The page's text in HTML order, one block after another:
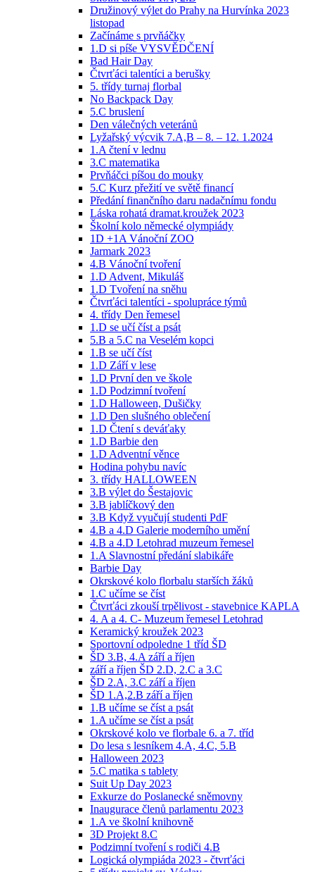
Družinový výlet do Prahy na Hurvínka 2023
listopad
Začínáme s prvňáčky
1.D si píše VYSVĚDČENÍ
Bad Hair Day
Čtvrťáci talentíci a berušky
5. třídy turnaj florbal
No Backpack Day
5.C bruslení
Den válečných veteránů
Lyžařský výcvik 7.A,B – 8. – 12. 1.2024
1.A čtení v lednu
3.C matematika
Prvňáčci píšou do mouky
5.C Kurz přežití ve světě financí
Předání finančního daru nadačnímu fondu
Láska rohatá dramat.kroužek 2023
Školní kolo německé olympiády
1D +1A Vánoční ZOO
Jarmark 2023
4.B Vánoční tvoření
1.D Advent, Mikuláš
1.D Tvoření na sněhu
Čtvrťáci talentíci - spolupráce týmů
4. třídy Den řemesel
1.D se učí číst a psát
5.B a 5.C na Veselém kopci
1.B se učí číst
1.D Září v lese
1.D První den ve škole
1.D Podzimní tvoření
1.D Halloween, Dušičky
1.D Den slušného oblečení
1.D Čtení s deváťaky
1.D Barbie den
1.D Adventní věnce
Hodina pohybu navíc
3. třídy HALLOWEEN
3.B výlet do Šestajovic
3.B jablíčkový den
3.B Když vyučují studenti PdF
4.B a 4.D Galerie moderního umění
4.B a 4.D Letohrad muzeum řemesel
1.A Slavnostní předání slabikáře
Barbie Day
Okrskové kolo florbalu starších žáků
1.C učíme se číst
Čtvrťáci zkouší trpělivost - stavebnice KAPLA
4. A a 4. C- Muzeum řemesel Letohrad
Keramický kroužek 2023
Sportovní odpoledne 1 tříd ŠD
ŠD 3.B, 4.A září a říjen
září a říjen ŠD 2.D, 2.C a 3.C
ŠD 2.A, 3.C září a říjen
ŠD 1.A,2.B září a říjen
1.B učíme se číst a psát
1.A učíme se číst a psát
Okrskové kolo ve florbale 6. a 7. tříd
Do lesa s lesníkem 4.A, 4.C, 5.B
Halloween 2023
5.C matika s tablety
Suit Up Day 2023
Exkurze do Poslanecké sněmovny
Inaugurace členů parlamentu 2023
1.A ve školní knihovně
3D Projekt 8.C
Podzimní tvoření s rodiči 4.B
Logická olympiáda 2023 - čtvrťáci